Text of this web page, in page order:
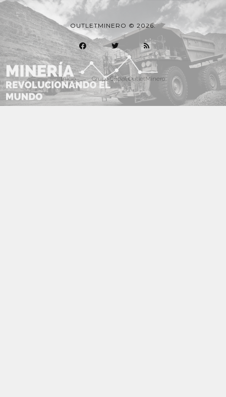
OUTLETMINERO © 2026.
Inicio Grupo Oficial OutletMinero